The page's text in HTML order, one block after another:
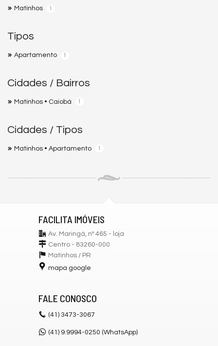
Matinhos 1
Tipos
Apartamento 1
Cidades / Bairros
Matinhos • Caiobá 1
Cidades / Tipos
Matinhos • Apartamento 1
FACILITA IMÓVEIS
Av. Maringá, nº 465 - loja
Centro - 83260-000
Matinhos / PR
mapa google
FALE CONOSCO
(41) 3473-3067
(41) 9.9994-0250 (WhatsApp)